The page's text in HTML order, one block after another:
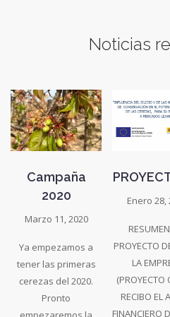
Noticias
Campaña
2020
Marzo 11, 2020
Ya empezamos a
tener las primeras
cerezas del 2020.
Pronto
Enero 28,
RESUMEN
PROYECTO
LA
(PROYECTO
RECIBO EL
FINANCIERO